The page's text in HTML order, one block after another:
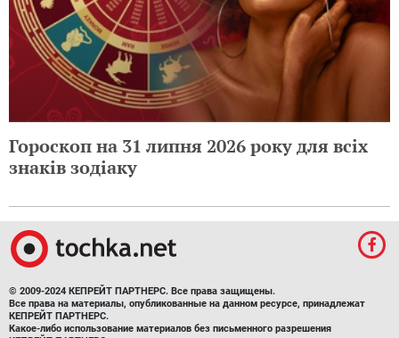
Гороскоп на 31 липня 2026 року для всіх
знаків зодіаку
© 2009-2024 КЕПРЕЙТ ПАРТНЕРС. Все права защищены.
Все права на материалы, опубликованные на данном ресурсе, принадлежат
КЕПРЕЙТ ПАРТНЕРС.
Какое-либо использование материалов без письменного разрешения